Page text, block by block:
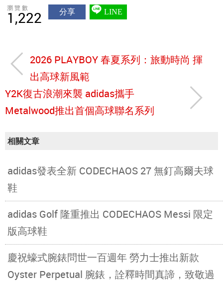
瀏覽數
1,222 分享 LINE
2026 PLAYBOY 春夏系列：旅動時尚 揮
出高球新風範
Y2K復古浪潮來襲 adidas攜手
Metalwood推出首個高球聯名系列
相關文章
adidas發表全新 CODECHAOS 27 無釘高爾夫球
鞋
adidas Golf 隆重推出 CODECHAOS Messi 限定
版高球鞋
慶祝蠔式腕錶問世一百週年 勞力士推出新款
Oyster Perpetual 腕錶，詮釋時間真諦，致敬過